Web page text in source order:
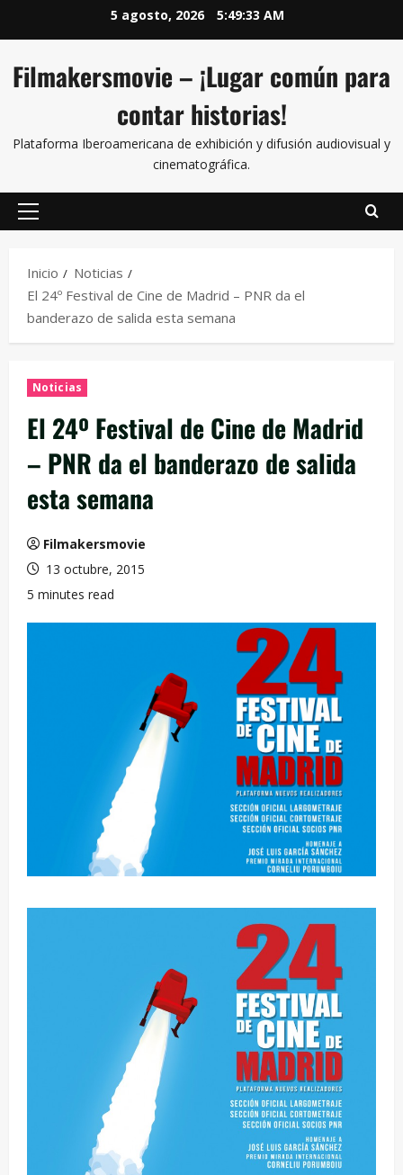
5 agosto, 2026 5:49:34 AM
Filmakersmovie – ¡Lugar común para
contar historias!
Plataforma Iberoamericana de exhibición y difusión audiovisual y
cinematográfica.
Inicio
Noticias
El 24º Festival de Cine de Madrid – PNR da el
banderazo de salida esta semana
Noticias
El 24º Festival de Cine de Madrid
– PNR da el banderazo de salida
esta semana
Filmakersmovie
13 octubre, 2015
5 minutes read